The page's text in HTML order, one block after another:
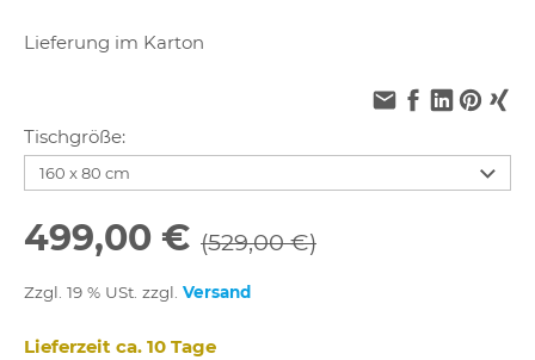
Lieferung im Karton
Tischgröße:
499,00 € (529,00 €)
Zzgl. 19 % USt. zzgl. Versand
Lieferzeit ca. 10 Tage